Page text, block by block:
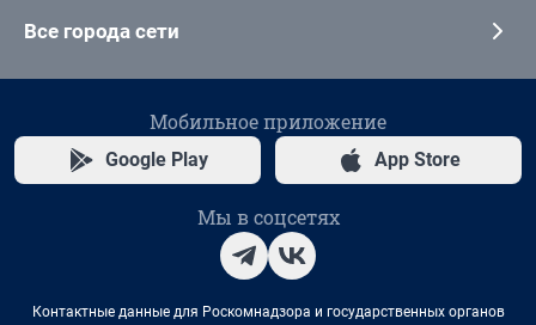
Все города сети
Мобильное приложение
Google Play App Store
Мы в соцсетях
Контактные данные для Роскомнадзора и государственных органов